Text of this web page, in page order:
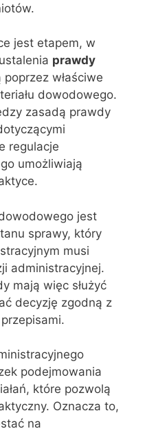
jest etapem, w
prawdy
właściwe
dowodowego.
zasadą prawdy
regulacje
umożliwiają
jest
sprawy, który
musi
administracyjnej.
mają więc służyć
decyzję zgodną z
podejmowania
które pozwolą
Oznacza to,
na